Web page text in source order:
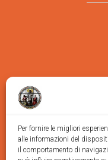
Per fornire le migliori
alle informazioni del
il comportamento di